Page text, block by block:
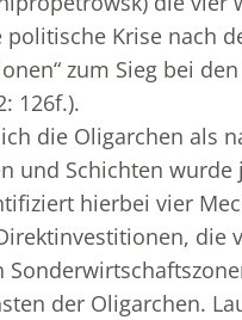
Krise nach
zum Sieg bei
126f.).
die Oligarchen als
und Schichten
hierbei vier
die
der Oligarchen.